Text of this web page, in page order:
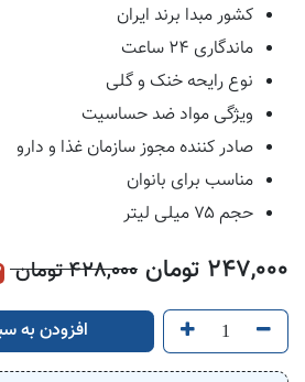
کشور مبدا برند ایران
ماندگاری ۲۴ ساعت
نوع رایحه خنک و گلی
ویژگی مواد ضد حساسیت
صادر کننده مجوز سازمان غذا و دارو
مناسب برای بانوان
حجم ۷۵ میلی لیتر
247,000 تومان 428,000تومان
افزودن به